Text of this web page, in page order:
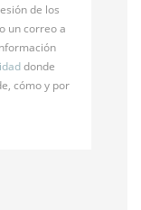
de los
un correo a
donde
cómo y por